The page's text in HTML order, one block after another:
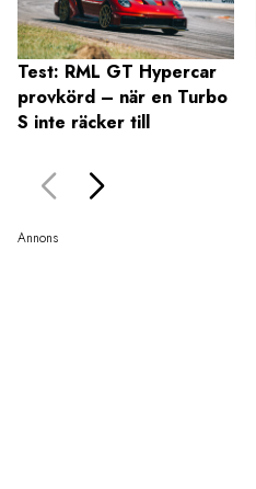
Test: RML GT Hypercar
provkörd – när en Turbo
S inte räcker till
Annons